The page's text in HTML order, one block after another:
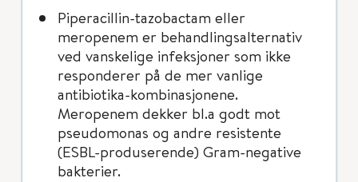
Piperacillin-tazobactam eller
meropenem er behandlingsalternativ
ved vanskelige infeksjoner som ikke
responderer på de mer vanlige
antibiotika-kombinasjonene.
Meropenem dekker bl.a godt mot
pseudomonas og andre resistente
(ESBL-produserende) Gram-negative
bakterier.